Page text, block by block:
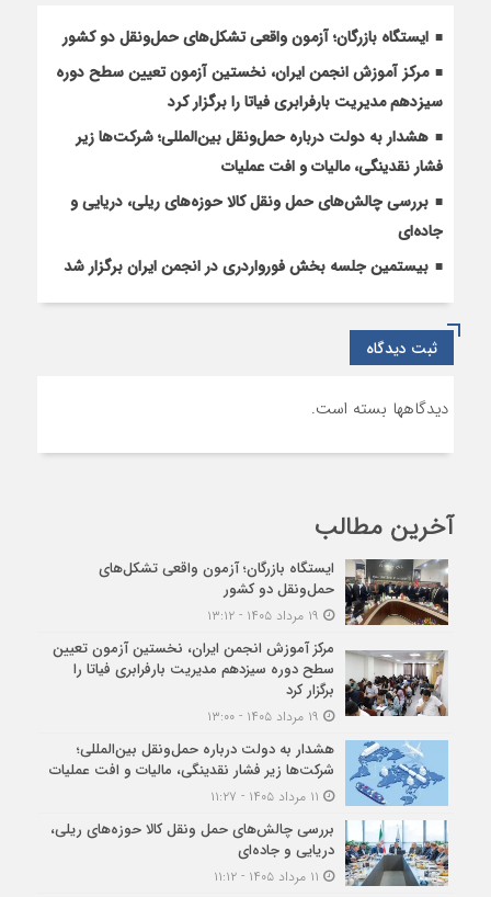
تیر
ایستگاه بازرگان؛ آزمون واقعی تشکل‌‌های حمل‌ونقل دو کشور
مرکز آموزش انجمن ایران، نخستین آزمون تعیین سطح دوره
سیزدهم مدیریت بارفرابری فیاتا را برگزار کرد
هشدار به دولت درباره حمل‌ونقل بین‌المللی؛ شرکت‌ها زیر
فشار نقدینگی، مالیات و افت عملیات
بررسی چالش‌های حمل ونقل کالا حوزه‌های ریلی، دریایی و
جاده‌ای
بیستمین جلسه بخش فورواردری در انجمن ایران برگزار شد
ثبت دیدگاه
دیدگاهها بسته است.
آخرین مطالب
ایستگاه بازرگان؛ آزمون واقعی تشکل‌‌های
حمل‌ونقل دو کشور
مرکز آموزش انجمن ایران، نخستین آزمون تعیین
سطح دوره سیزدهم مدیریت بارفرابری فیاتا را
برگزار کرد
هشدار به دولت درباره حمل‌ونقل بین‌المللی؛
شرکت‌ها زیر فشار نقدینگی، مالیات و افت عملیات
بررسی چالش‌های حمل ونقل کالا حوزه‌های ریلی،
دریایی و جاده‌ای